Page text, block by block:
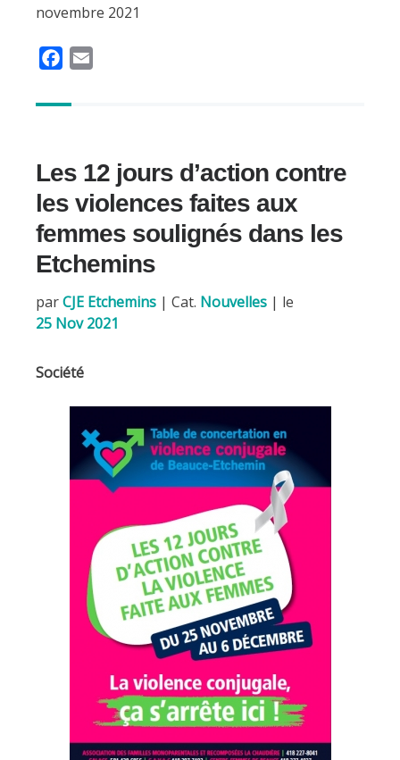
novembre 2021
c
o
o
Les 12 jours d’action contre
les violences faites aux
femmes soulignés dans les
Etchemins
parCJE Etchemins | Cat. Nouvelles | le
25 Nov 2021
Société